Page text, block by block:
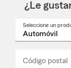
¿Le
Seleccione un
Código postal
_____